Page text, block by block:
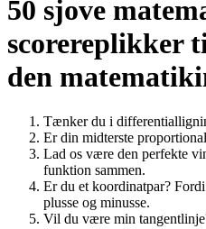
50 sjove
scorereplikker
den
Tænker du i
Er din midterste
Lad os være den perfekte
funktion sammen.
Er du et koordinatpar?
plusse og minusse.
Vil du være min